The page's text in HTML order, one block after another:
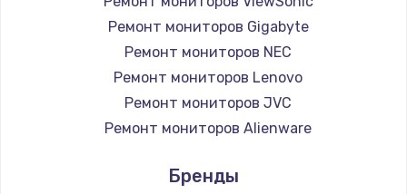
Ремонт мониторов Gigabyte
Ремонт мониторов NEC
Ремонт мониторов Lenovo
Ремонт мониторов JVC
Ремонт мониторов Alienware
Ремонт мониторов Thunderobot
Бренды